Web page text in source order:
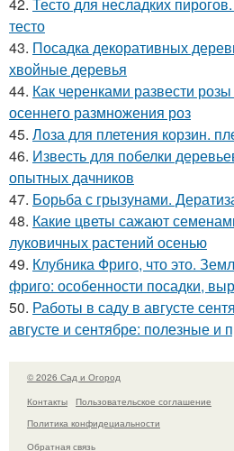
42. Тесто для несладких
тесто
43. Посадка декоративных
хвойные деревья
44. Как черенками развести
осеннего размножения роз
45. Лоза для плетения корзин.
46. Известь для побелки
опытных дачников
47. Борьба с грызунами.
48. Какие цветы сажают
луковичных растений осенью
49. Клубника Фриго, что это.
фриго: особенности посадки,
50. Работы в саду в августе
августе и сентябре: полезные и
© 2026 Сад и Огород
Контакты
Пользовательское соглашение
Политика конфидециальности
Обратная связь